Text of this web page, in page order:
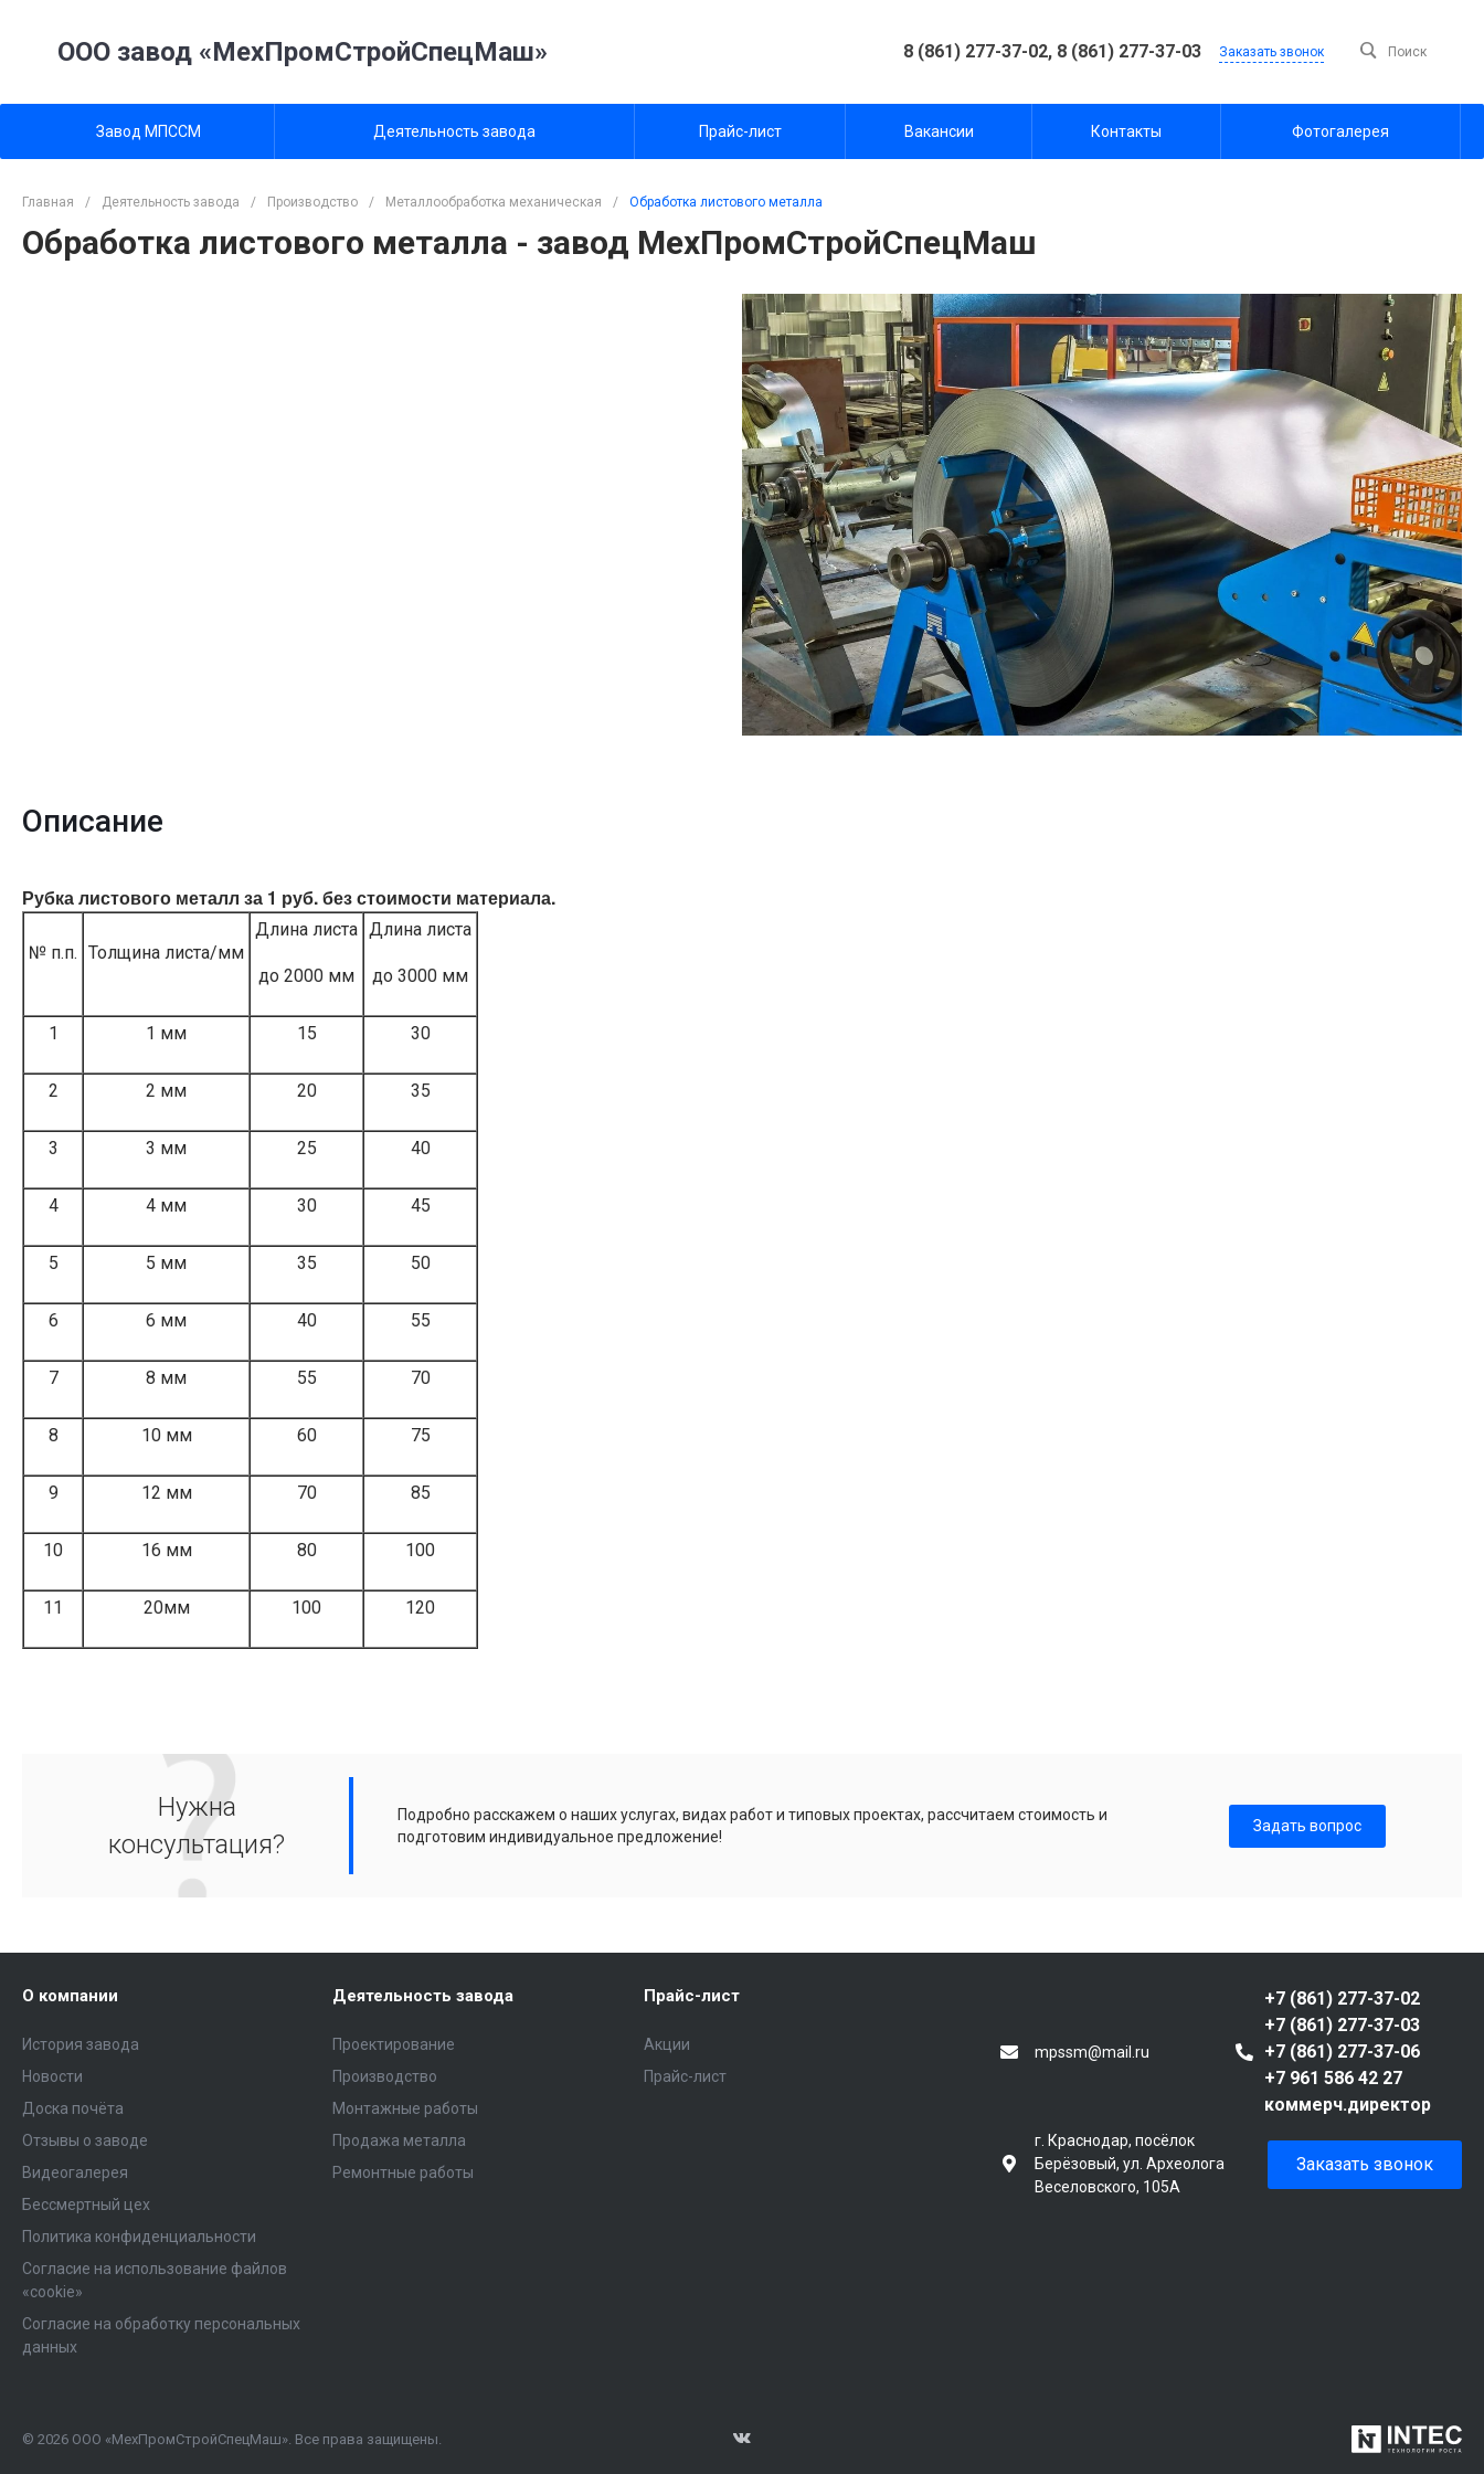
ООО завод «МехПромСтройСпецМаш» 8 (861) 277-37-02, 8 (861) 277-37-03 Заказать звонок Поиск
Завод МПССМ Деятельность завода Прайс-лист Вакансии Контакты Фотогалерея
Главная / Деятельность завода / Производство / Металлообработка механическая / Обработка листового металла
Обработка листового металла - завод МехПромСтройСпецМаш
Описание
Рубка листового металл за 1 руб. без стоимости материала.
№ п.п. Толщина листа/мм
Длина листа
до 2000 мм
Длина листа
до 3000 мм
1 1 мм 15 30
2 2 мм 20 35
3 3 мм 25 40
4 4 мм 30 45
5 5 мм 35 50
6 6 мм 40 55
7 8 мм 55 70
8 10 мм 60 75
9 12 мм 70 85
10 16 мм 80 100
11 20мм 100 120
Нужна
консультация?
Подробно расскажем о наших услугах, видах работ и типовых проектах, рассчитаем стоимость и
подготовим индивидуальное предложение!
Задать вопрос
О компании
История завода
Новости
Доска почёта
Отзывы о заводе
Видеогалерея
Бессмертный цех
Политика конфиденциальности
Согласие на использование файлов
«cookie»
Согласие на обработку персональных
данных
Деятельность завода
Проектирование
Производство
Монтажные работы
Продажа металла
Ремонтные работы
Прайс-лист
Акции
Прайс-лист
mpssm@mail.ru
+7 (861) 277-37-02
+7 (861) 277-37-03
+7 (861) 277-37-06
+7 961 586 42 27
коммерч.директор
г. Краснодар, посёлок
Берёзовый, ул. Археолога
Веселовского, 105А
Заказать звонок
© 2026 ООО «МехПромСтройСпецМаш». Все права защищены.